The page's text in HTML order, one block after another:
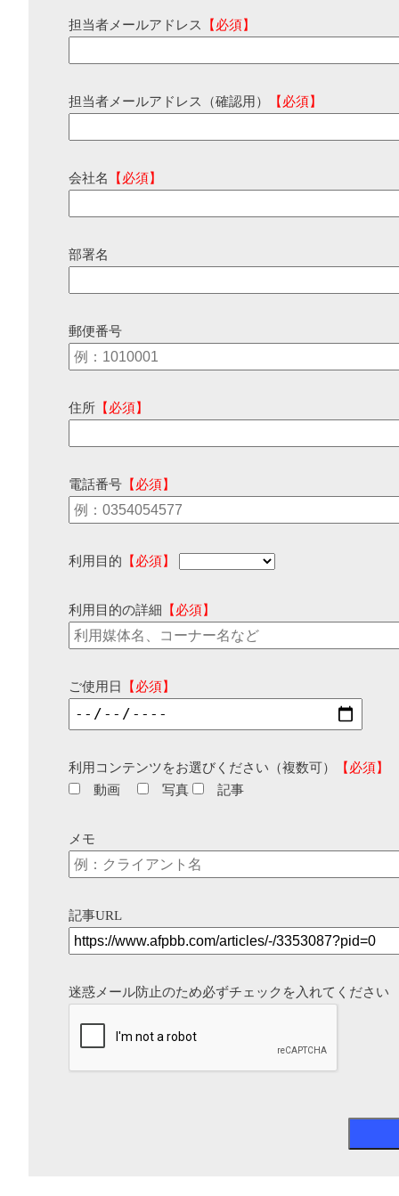
担当者メールアドレス 【必須】
担当者メールアドレス（確認用） 【必須】
会社名 【必須】
部署名
郵便番号
住所 【必須】
電話番号 【必須】
利用目的 【必須】
利用目的の詳細 【必須】
ご使用日 【必須】
利用コンテンツをお選びください（複数可）
【必須】
動画
写真 記事
メモ
記事URL
迷惑メール防止のため必ずチェックを入れてください